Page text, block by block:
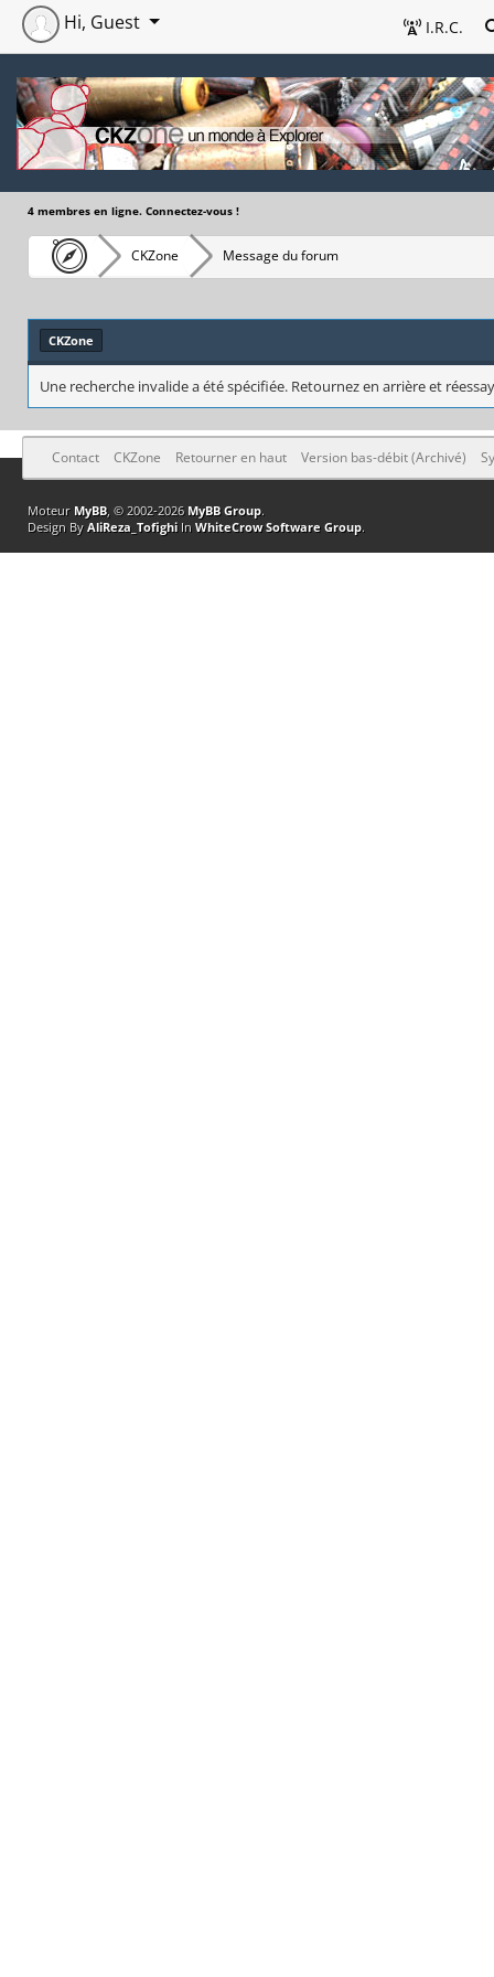
I.R.C.
Hi, Guest
4 membres en ligne. Connectez-vous !
CKZone Message du forum
CKZone
Une recherche invalide a été spécifiée. Retournez en arrière et
Contact CKZone Retourner en haut Version bas-débit (Archivé)
Moteur MyBB, © 2002-2026 MyBB Group.
Design By AliReza_TofighiIn WhiteCrow Software Group.